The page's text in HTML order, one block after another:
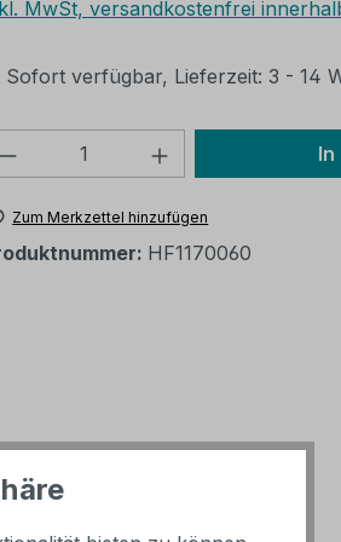
MwSt, versandkostenfrei
Sofort verfügbar, Lieferzeit: 3 - 14
Anzahl: Gib In
Zum Merkzettel hinzufügen
HF1170060